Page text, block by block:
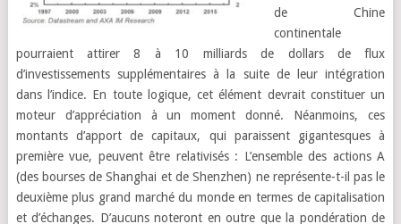
de Chine
continentale
pourraient attirer 8 à 10 milliards de dollars de flux
d’investissements supplémentaires à la suite de leur intégration
dans l’indice. En toute logique, cet élément devrait constituer un
moteur d’appréciation à un moment donné. Néanmoins, ces
montants d’apport de capitaux, qui paraissent gigantesques à
première vue, peuvent être relativisés : L’ensemble des actions A
(des bourses de Shanghai et de Shenzhen) ne représente-t-il pas le
deuxième plus grand marché du monde en termes de capitalisation
et d’échanges. D’aucuns noteront en outre que la pondération de